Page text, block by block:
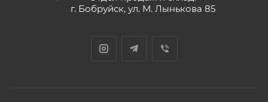
г. Бобруйск, ул. М. Лынькова 85